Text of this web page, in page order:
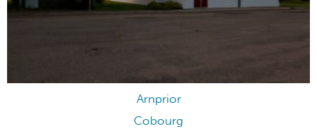
Arnprior
Cobourg